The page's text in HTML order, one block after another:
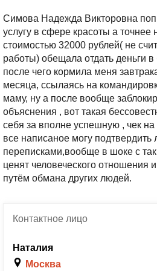
Симова Надежда Викторовна
услугу в сфере красоты а точнее
стоимостью 32000 рублей( не
работы) обещала отдать деньги
после чего кормила меня
месяца, ссылаясь на
маму, ну а после вообще
объяснения , вот такая
себя за вполне успешную , чек
все написаное могу подтвердить
переписками,вообще в шоке с
ценят человеческого отношения
путём обмана других людей.
Контактноелицо
Наталия
Москва